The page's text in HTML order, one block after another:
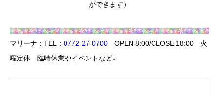
ができます）
マリーナ：TEL： 0772-27-0700 OPEN 8:00/CLOSE 18:00 火
曜定休 臨時休業やイベントなど↓